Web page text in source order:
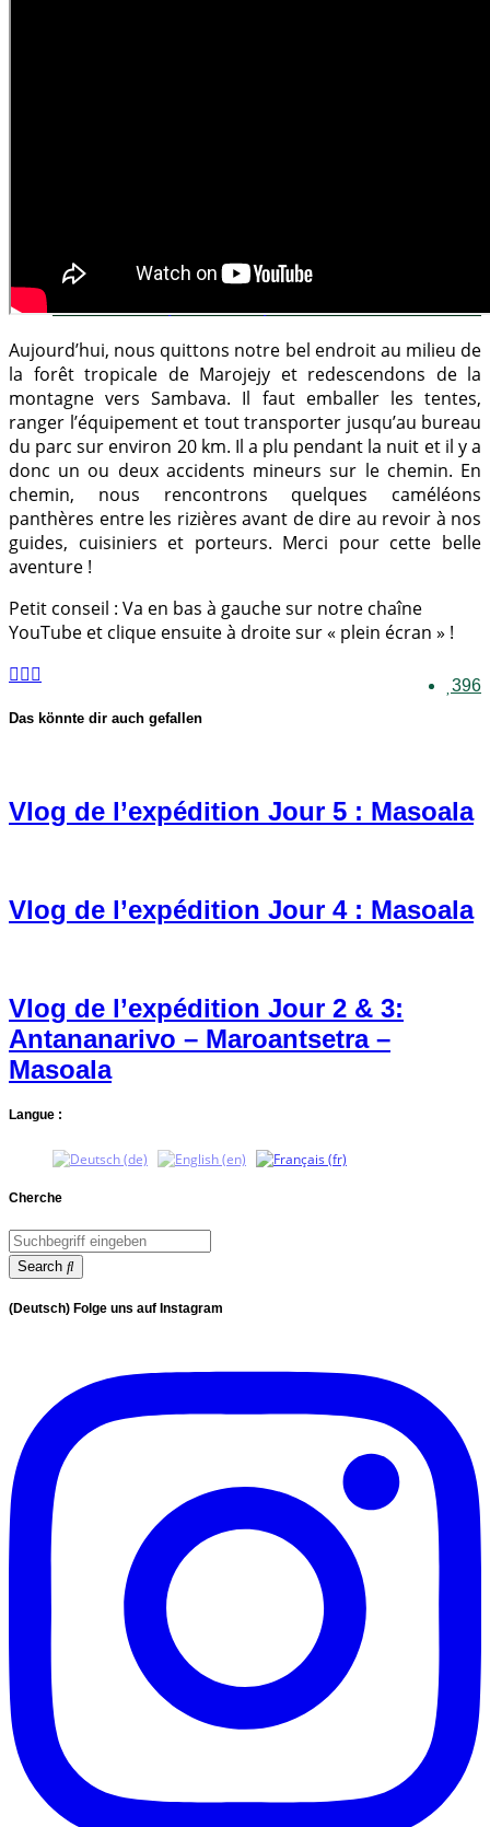
DEUTSCH
ENGLISH
Aujourd’hui, nous quittons notre bel endroit au milieu de
la forêt tropicale de Marojejy et redescendons de la
montagne vers Sambava. Il faut emballer les tentes,
ranger l’équipement et tout transporter jusqu’au bureau
du parc sur environ 20 km. Il a plu pendant la nuit et il y a
donc un ou deux accidents mineurs sur le chemin. En
chemin, nous rencontrons quelques caméléons
panthères entre les rizières avant de dire au revoir à nos
guides, cuisiniers et porteurs. Merci pour cette belle
aventure !
Petit conseil : Va en bas à gauche sur notre chaîne
YouTube et clique ensuite à droite sur « plein écran » !
396
Das könnte dir auch gefallen
Vlog de l’expédition Jour 5 : Masoala
Vlog de l’expédition Jour 4 : Masoala
Vlog de l’expédition Jour 2 & 3:
Antananarivo – Maroantsetra –
Masoala
Langue :
Cherche
Search
(Deutsch) Folge uns auf Instagram